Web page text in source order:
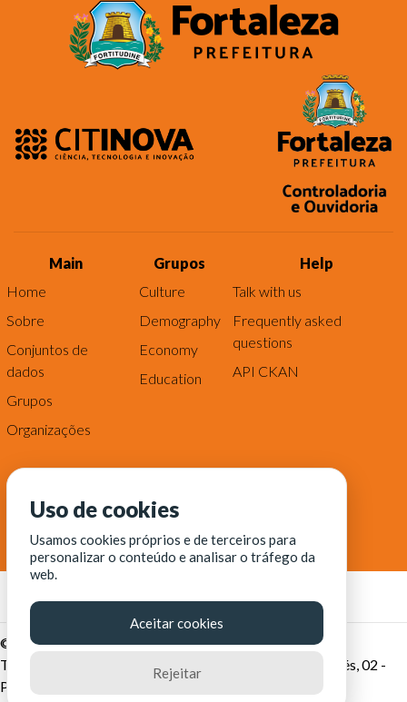
Main
Home
Sobre
Conjuntos de
dados
Grupos
Organizações
Grupos
Culture
Demography
Economy
Education
Help
Talk with us
Frequently asked
questions
API CKAN
© Fortaleza Digital || CITINOVA - Fundação de Ciência,
Tecnologia e Inovação de Fortaleza - Rua dos Tremembés, 02 -
Praia de Iracema - Fortaleza-CE
Uso de cookies
Usamos cookies próprios e de terceiros para
personalizar o conteúdo e analisar o tráfego da
web.
Aceitar cookies
Rejeitar